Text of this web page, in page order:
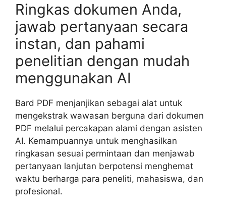
Ringkas dokumen Anda,
jawab pertanyaan secara
instan, dan pahami
penelitian dengan mudah
menggunakan AI
Bard PDF menjanjikan sebagai alat untuk
mengekstrak wawasan berguna dari dokumen
PDF melalui percakapan alami dengan asisten
AI. Kemampuannya untuk menghasilkan
ringkasan sesuai permintaan dan menjawab
pertanyaan lanjutan berpotensi menghemat
waktu berharga para peneliti, mahasiswa, dan
profesional.